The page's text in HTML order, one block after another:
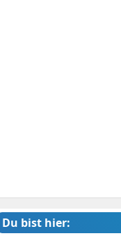
Du bist hier: